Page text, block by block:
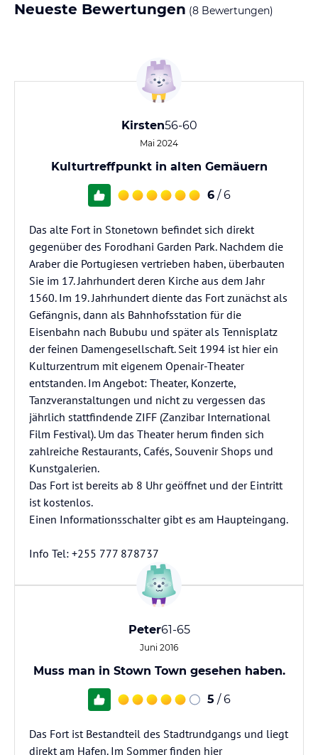
Neueste Bewertungen (8 Bewertungen)
Kirsten56-60
Mai 2024
Kulturtreffpunkt in alten Gemäuern
6 / 6
Das alte Fort in Stonetown befindet sich direkt
gegenüber des Forodhani Garden Park. Nachdem die
Araber die Portugiesen vertrieben haben, überbauten
Sie im 17. Jahrhundert deren Kirche aus dem Jahr
1560. Im 19. Jahrhundert diente das Fort zunächst als
Gefängnis, dann als Bahnhofsstation für die
Eisenbahn nach Bububu und später als Tennisplatz
der feinen Damengesellschaft. Seit 1994 ist hier ein
Kulturzentrum mit eigenem Openair-Theater
entstanden. Im Angebot: Theater, Konzerte,
Tanzveranstaltungen und nicht zu vergessen das
jährlich stattfindende ZIFF (Zanzibar International
Film Festival). Um das Theater herum finden sich
zahlreiche Restaurants, Cafés, Souvenir Shops und
Kunstgalerien.
Das Fort ist bereits ab 8 Uhr geöffnet und der Eintritt
ist kostenlos.
Einen Informationsschalter gibt es am Haupteingang.
Info Tel: +255 777 878737
Peter61-65
Juni 2016
Muss man in Stown Town gesehen haben.
5 / 6
Das Fort ist Bestandteil des Stadtrundgangs und liegt
direkt am Hafen. Im Sommer finden hier